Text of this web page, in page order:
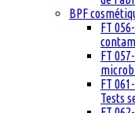
BPF
FT
FT
FT
Tests